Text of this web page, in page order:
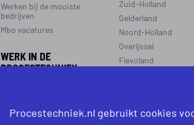
Werken bij de mooiste
bedrijven
Mbo vacatures
WERK IN DE
PROCESTECHNIEK
Werken als procesoperator
Zuid-Holland
Gelderland
Noord-Holland
Overijssel
Flevoland
Groningen
Procestechniek.nl gebruikt cookies